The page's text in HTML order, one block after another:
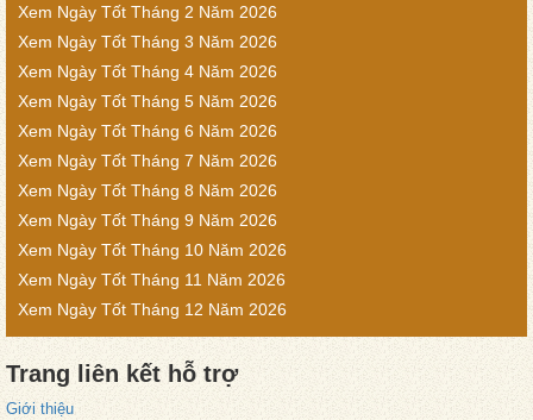
Xem Ngày Tốt Tháng 2 Năm 2026
Xem Ngày Tốt Tháng 3 Năm 2026
Xem Ngày Tốt Tháng 4 Năm 2026
Xem Ngày Tốt Tháng 5 Năm 2026
Xem Ngày Tốt Tháng 6 Năm 2026
Xem Ngày Tốt Tháng 7 Năm 2026
Xem Ngày Tốt Tháng 8 Năm 2026
Xem Ngày Tốt Tháng 9 Năm 2026
Xem Ngày Tốt Tháng 10 Năm 2026
Xem Ngày Tốt Tháng 11 Năm 2026
Xem Ngày Tốt Tháng 12 Năm 2026
Trang liên kết hỗ trợ
Giới thiệu